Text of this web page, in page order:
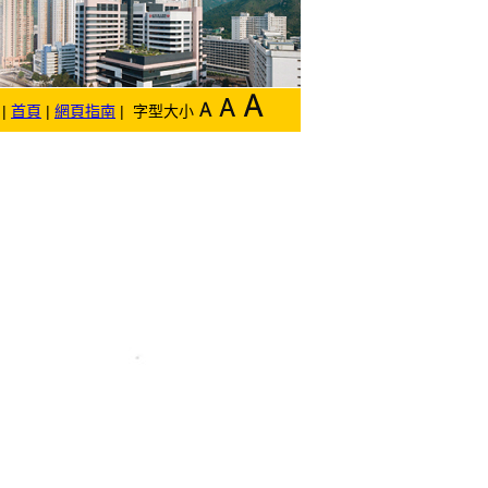
| 首頁 | 網頁指南 | 字型大小